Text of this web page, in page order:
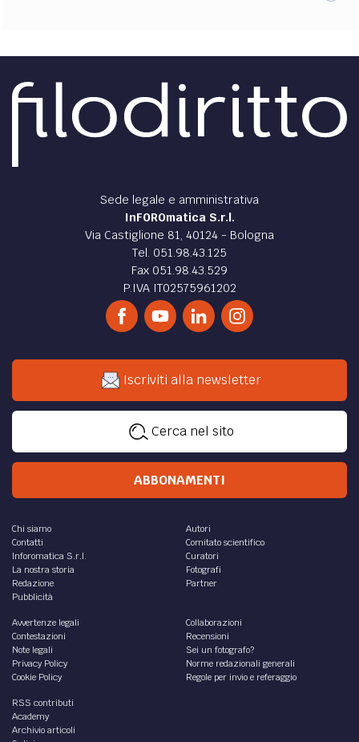
Sede legale e amministrativa
InFOROmatica S.r.l.
Via Castiglione 81, 40124 - Bologna
Tel. 051.98.43.125
Fax 051.98.43.529
P.IVA IT02575961202
Iscriviti alla newsletter
Cerca nel sito
ABBONAMENTI
Chi siamo
Contatti
Inforomatica S.r.l.
La nostra storia
Redazione
Pubblicità
Autori
Comitato scientifico
Curatori
Fotografi
Partner
Avvertenze legali
Contestazioni
Note legali
Privacy Policy
Cookie Policy
Collaborazioni
Recensioni
Sei un fotografo?
Norme redazionali generali
Regole per invio e referaggio
RSS contributi
Academy
Archivio articoli